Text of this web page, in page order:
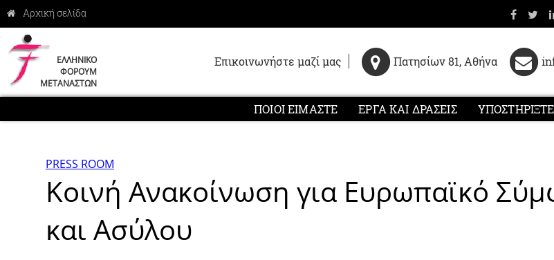
ΕΛΛΗΝΙΚΟ
ΦΟΡΟΥΜ
ΜΕΤΑΝΑΣΤΩΝ
Επικοινωνήστε μαζί μας Πατησίων 81, Αθήνα
ΠΟΙΟΙ ΕΙΜΑΣΤΕ ΕΡΓΑ ΚΑΙ ΔΡΑΣΕΙΣ
PRESS ROOM
Κοινή Ανακοίνωση για Ευρωπαϊκό
και Ασύλου